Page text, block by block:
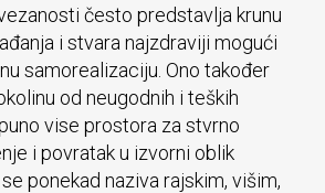
često predstavlja krunu
i stvara najzdraviji mogući
samorealizaciju. Ono također
od neugodnih i teških
vise prostora za stvrno
i povratak u izvorni oblik
ponekad naziva rajskim, višim,